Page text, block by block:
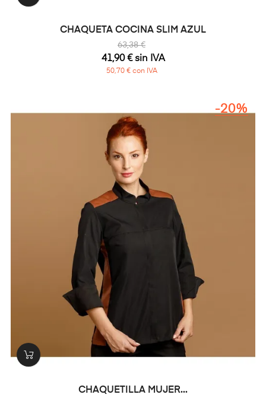
CHAQUETA COCINA SLIM AZUL
63,38 €
41,90 € sin IVA
50,70 € con IVA
CHAQUETILLA MUJER...
-20%